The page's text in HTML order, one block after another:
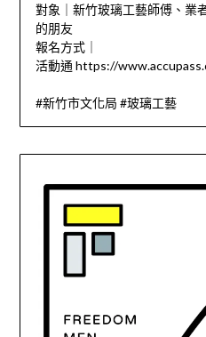
對象｜新竹玻璃工藝師傅、業
的朋友
報名方式｜
活動通 https://
#新竹市文化局 #玻璃工藝